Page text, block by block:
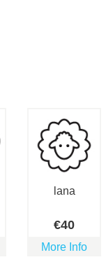
lana
€40
More Info